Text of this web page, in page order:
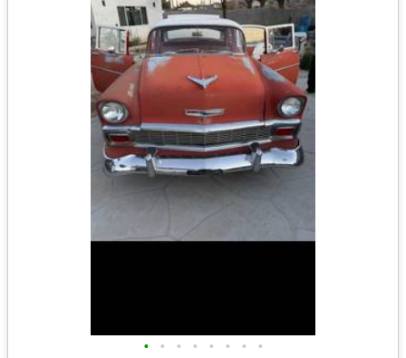
• • • • • • • •